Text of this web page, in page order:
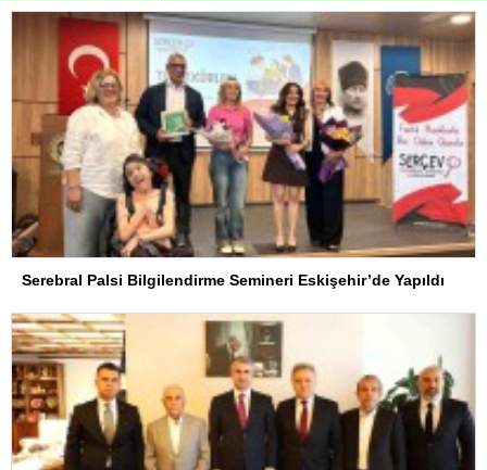
Serebral Palsi Bilgilendirme Semineri Eskişehir’de Yapıldı